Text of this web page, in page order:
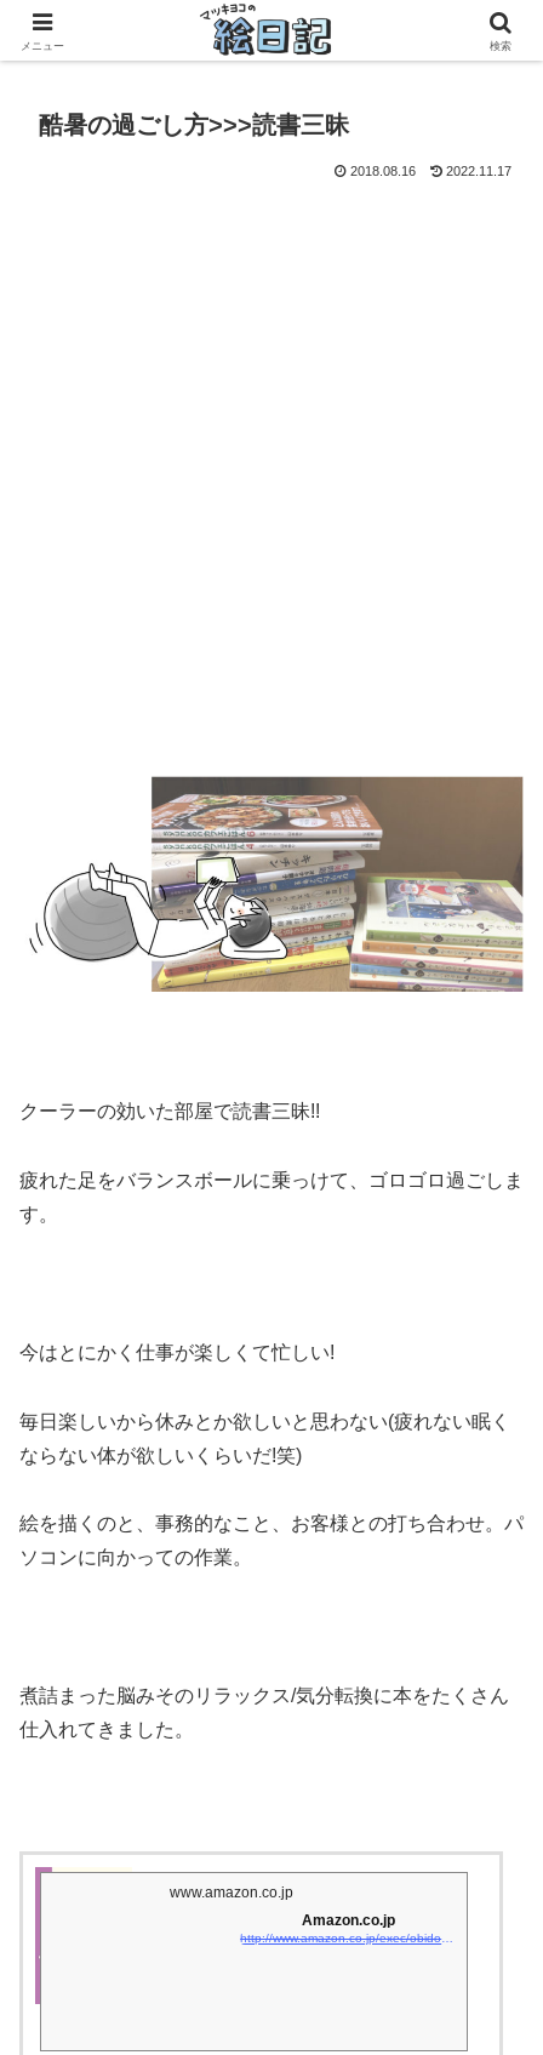
滋賀に移住した50代元主婦、フリーランス×パートの毎日
酷暑の過ごし方>>>読書三昧
2018.08.16 2022.11.17
クーラーの効いた部屋で読書三昧!!
疲れた足をバランスボールに乗っけて、ゴロゴロ過ごしま
す。
今はとにかく仕事が楽しくて忙しい!
毎日楽しいから休みとか欲しいと思わない(疲れない眠く
ならない体が欲しいくらいだ!笑)
絵を描くのと、事務的なこと、お客様との打ち合わせ。パ
ソコンに向かっての作業。
煮詰まった脳みそのリラックス/気分転換に本をたくさん
仕入れてきました。
www.amazon.co.jp
Amazon.co.jp
http://www.amazon.co.jp/exec/obidos/asin/4091283292/matsukiyoko02-22/
メニュー 検索